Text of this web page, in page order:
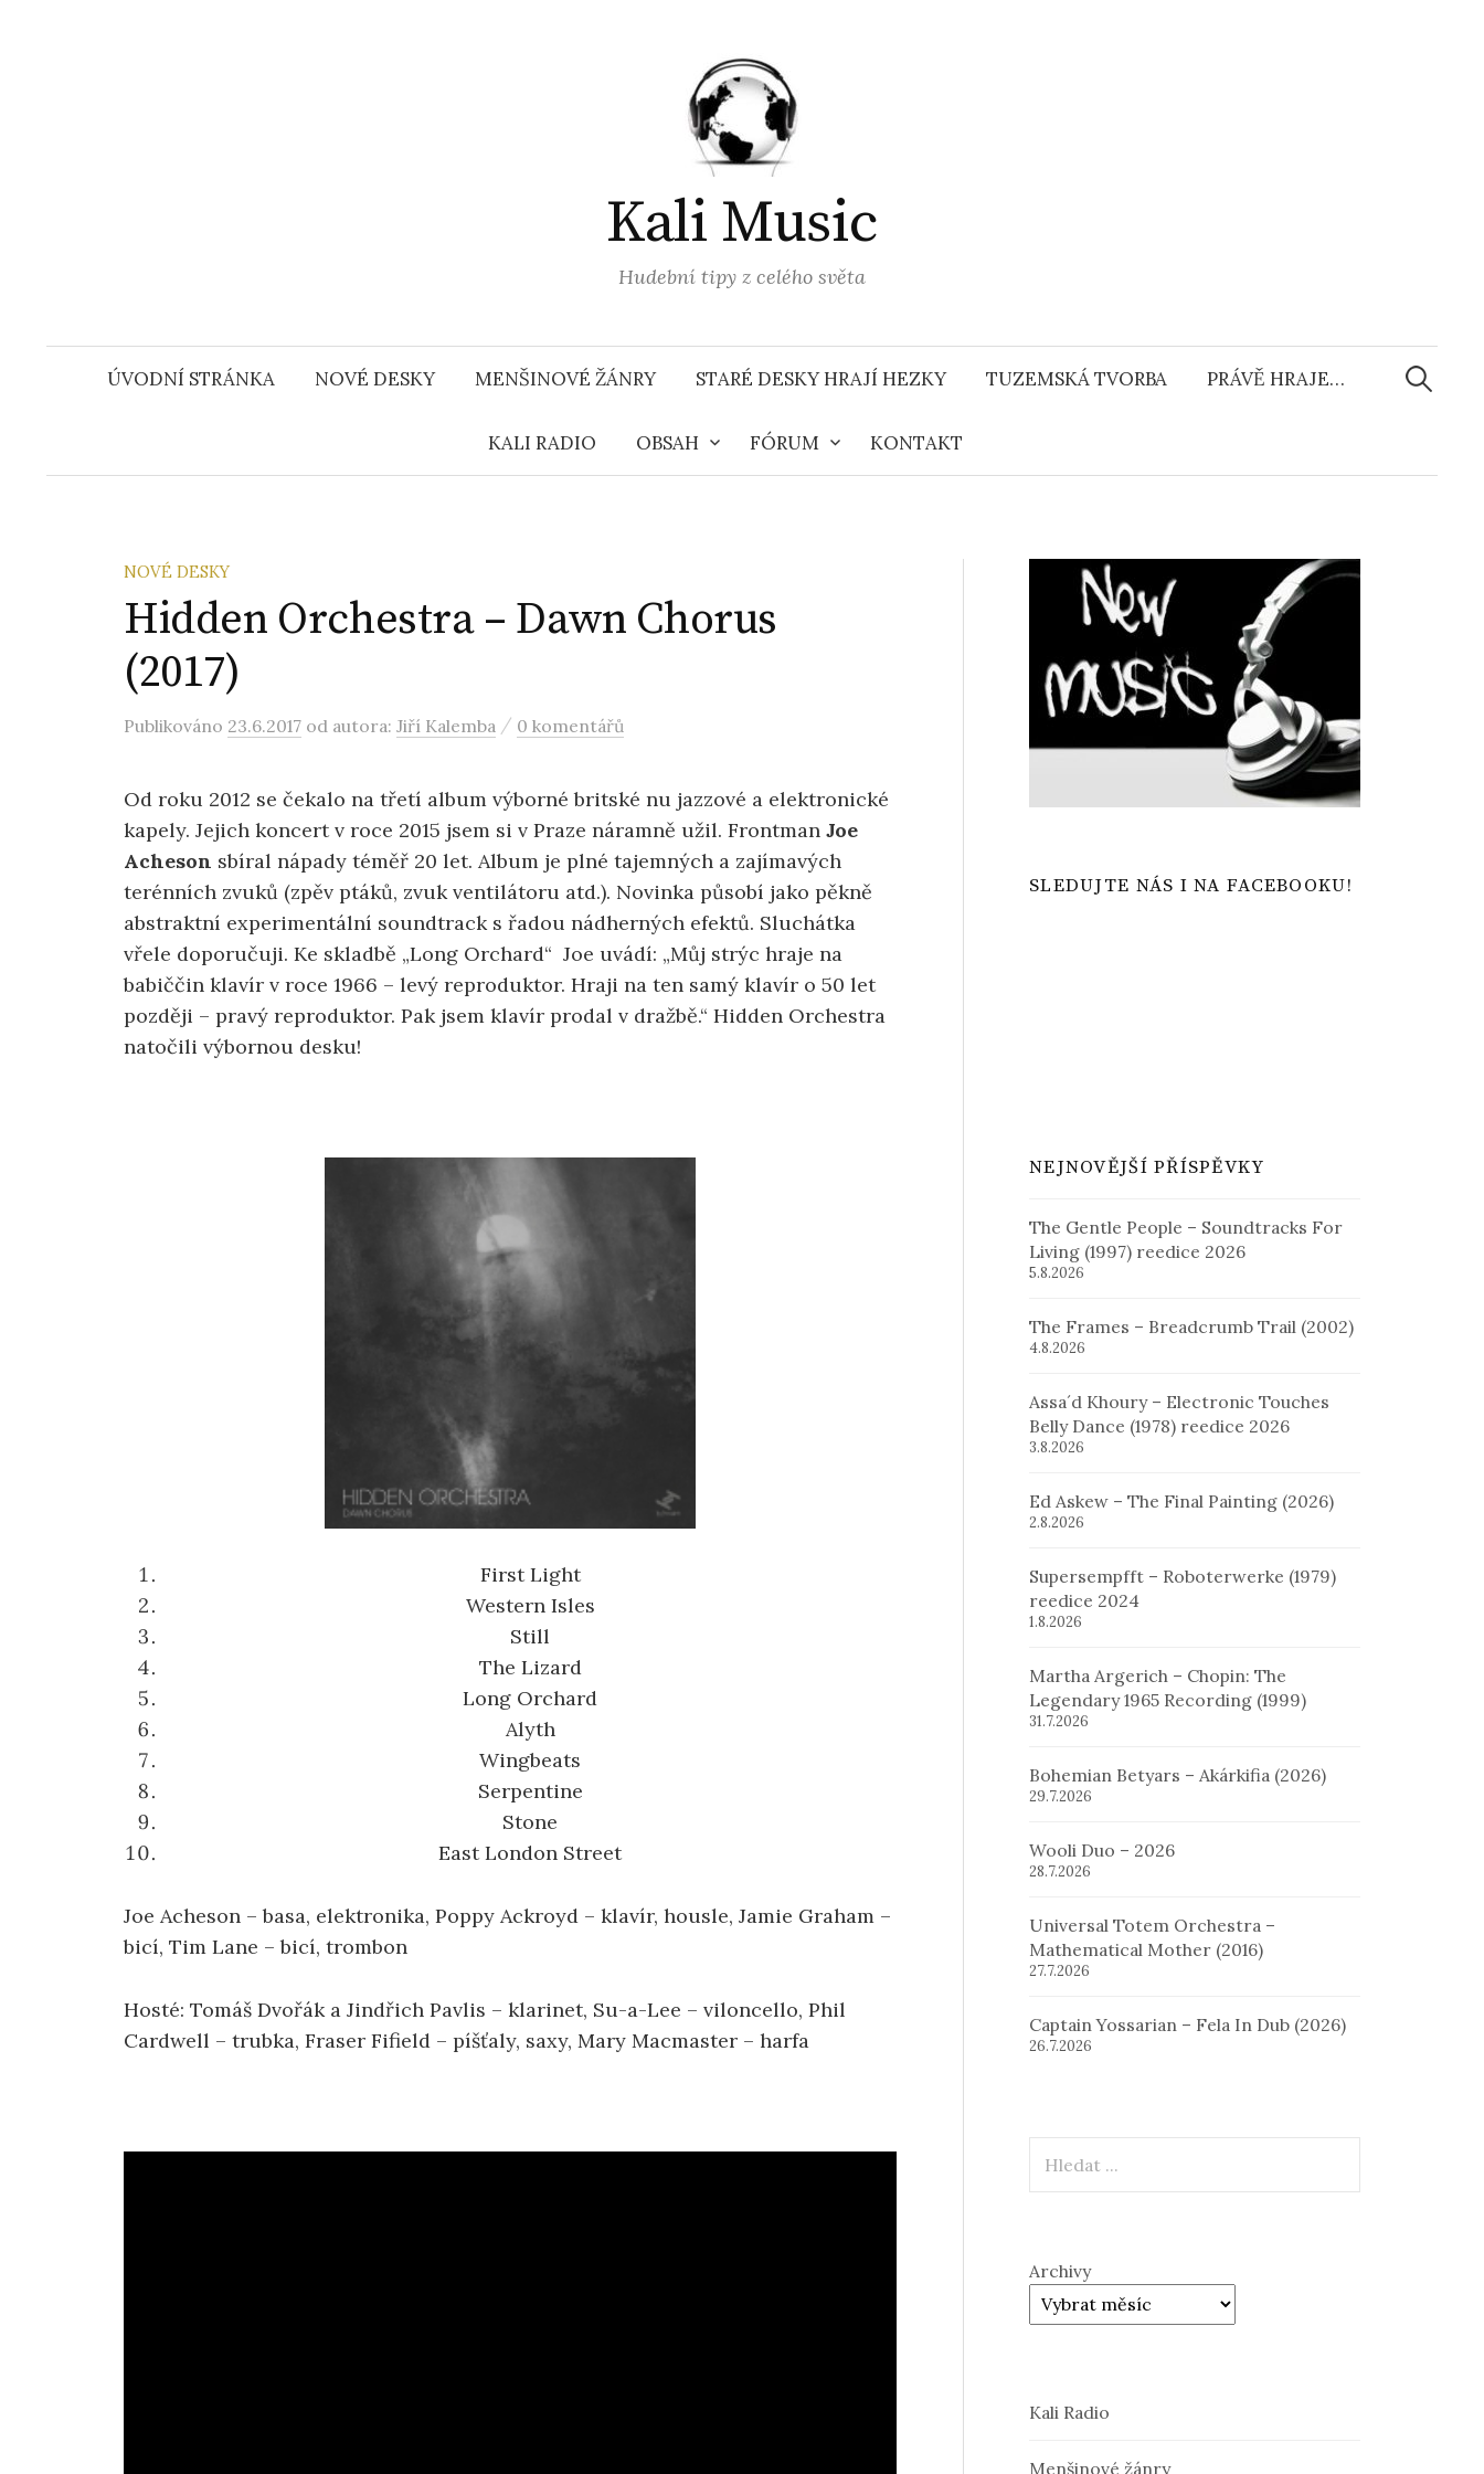
Kali Music
Hudební tipy z celého světa
ÚVODNÍ STRÁNKA NOVÉ DESKY MENŠINOVÉ ŽÁNRY STARÉ DESKY HRAJÍ HEZKY TUZEMSKÁ TVORBA PRÁVĚ HRAJE…
KALI RADIO OBSAH FÓRUM KONTAKT
NOVÉ DESKY
Hidden Orchestra – Dawn Chorus
(2017)
Publikováno 23.6.2017 od autora: Jiří Kalemba / 0 komentářů
Od roku 2012 se čekalo na třetí album výborné britské nu jazzové a elektronické
kapely. Jejich koncert v roce 2015 jsem si v Praze náramně užil. Frontman Joe
Acheson sbíral nápady téměř 20 let. Album je plné tajemných a zajímavých
terénních zvuků (zpěv ptáků, zvuk ventilátoru atd.). Novinka působí jako pěkně
abstraktní experimentální soundtrack s řadou nádherných efektů. Sluchátka
vřele doporučuji. Ke skladbě „Long Orchard“ Joe uvádí: „Můj strýc hraje na
babiččin klavír v roce 1966 – levý reproduktor. Hraji na ten samý klavír o 50 let
později – pravý reproduktor. Pak jsem klavír prodal v dražbě.“ Hidden Orchestra
natočili výbornou desku!
First Light
Western Isles
Still
The Lizard
Long Orchard
Alyth
Wingbeats
Serpentine
Stone
East London Street
Joe Acheson – basa, elektronika, Poppy Ackroyd – klavír, housle, Jamie Graham –
bicí, Tim Lane – bicí, trombon
Hosté: Tomáš Dvořák a Jindřich Pavlis – klarinet, Su-a-Lee – viloncello, Phil
Cardwell – trubka, Fraser Fifield – píšťaly, saxy, Mary Macmaster – harfa
SLEDUJTE NÁS I NA FACEBOOKU!
NEJNOVĚJŠÍ PŘÍSPĚVKY
The Gentle People – Soundtracks For
Living (1997) reedice 2026
5.8.2026
The Frames – Breadcrumb Trail (2002)
4.8.2026
Assa´d Khoury – Electronic Touches
Belly Dance (1978) reedice 2026
3.8.2026
Ed Askew – The Final Painting (2026)
2.8.2026
Supersempfft – Roboterwerke (1979)
reedice 2024
1.8.2026
Martha Argerich – Chopin: The
Legendary 1965 Recording (1999)
31.7.2026
Bohemian Betyars – Akárkifia (2026)
29.7.2026
Wooli Duo – 2026
28.7.2026
Universal Totem Orchestra –
Mathematical Mother (2016)
27.7.2026
Captain Yossarian – Fela In Dub (2026)
26.7.2026
Archivy
Kali Radio
Menšinové žánry